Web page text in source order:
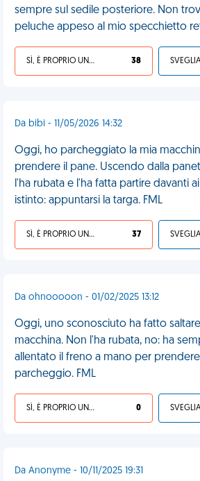
sempre sul sedile posteriore. Non
peluche appeso al mio specchietto
SÌ, È PROPRIO UNA VDM! 38
Da bibi - 11/05/2026 14:32
Oggi, ho parcheggiato la mia
prendere il pane. Uscendo dalla
l'ha rubata e l'ha fatta partire davanti
istinto: appuntarsi la targa. FML
SÌ, È PROPRIO UNA VDM! 37
Da ohnooooon - 01/02/2025 13:12
Oggi, uno sconosciuto ha fatto
macchina. Non l'ha rubata, no: ha
allentato il freno a mano per
parcheggio. FML
SÌ, È PROPRIO UNA VDM! 0
Da Anonyme - 10/11/2025 19:31